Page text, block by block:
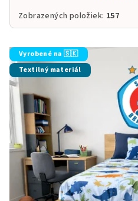
Zobrazených položiek: 157
V
ý
p
s
p
r
Vyrobené na 🇸🇰
Textilný materiál